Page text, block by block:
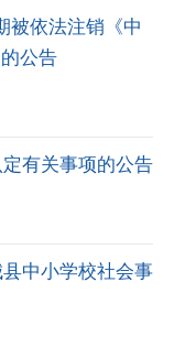
被依法注销《中
公告
有关事项的公告
中小学校社会事